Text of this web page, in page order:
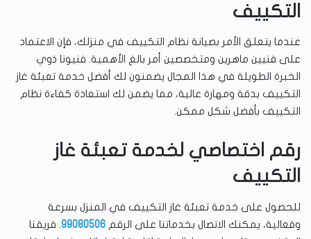
التكييف
عندما يتعلق الأمر بصيانة نظام التكييف في منزلك، فإن الاعتماد
على فنيين ماهرين ومتخصصين أمر بالغ الأهمية. فنيونا ذوي
الخبرة الطويلة في هذا المجال يضمنون لك أفضل خدمة تعبئة غاز
التكييف بدقة ومهارة عالية، مما يضمن لك استعادة كفاءة نظام
التكييف بأفضل شكل ممكن.
رقم اختصاصي لخدمة تعبئة غاز
التكييف
للحصول على خدمة تعبئة غاز التكييف في المنزل بسرعة
وفعالية، يمكنك الاتصال بخدماتنا على الرقم 99080506. فريقنا